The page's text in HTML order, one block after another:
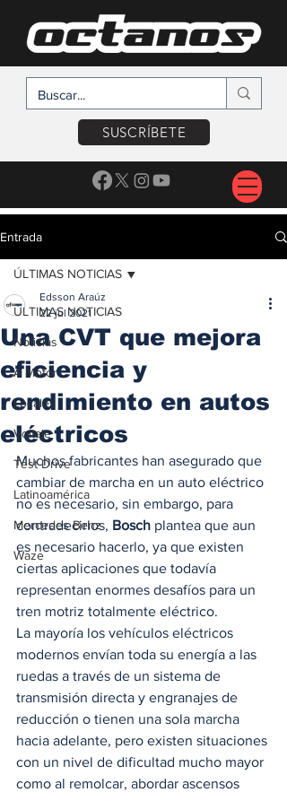
SUSCRÍBETE
Entrada
ÚLTIMAS NOTICIAS
Noticias
A Motor
Locales
Voltaje
Test Drive
Latinoamérica
Mercedes Benz
Waze
ÚLTIMAS NOTICIAS
Una CVT que mejora
eficiencia y
rendimiento en autos
eléctricos
Edsson Araúz
22 jul 2021
Muchos fabricantes han asegurado que
cambiar de marcha en un auto eléctrico
no es necesario, sin embargo, para
contradecirlos, Bosch plantea que aun
es necesario hacerlo, ya que existen
ciertas aplicaciones que todavía
representan enormes desafíos para un
tren motriz totalmente eléctrico.
La mayoría los vehículos eléctricos
modernos envían toda su energía a las
ruedas a través de un sistema de
transmisión directa y engranajes de
reducción o tienen una sola marcha
hacia adelante, pero existen situaciones
con un nivel de dificultad mucho mayor
como al remolcar, abordar ascensos